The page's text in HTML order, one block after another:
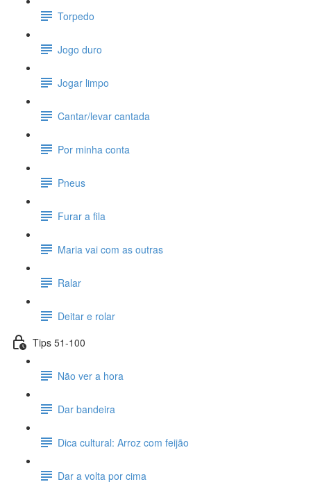
Torpedo
Jogo duro
Jogar limpo
Cantar/levar cantada
Por minha conta
Pneus
Furar a fila
Maria vai com as outras
Ralar
Deitar e rolar
Tips 51-100
Não ver a hora
Dar bandeira
Dica cultural: Arroz com feijão
Dar a volta por cima